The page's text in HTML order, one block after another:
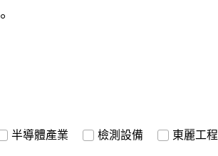
半導體產業 檢測設備 東麗工程